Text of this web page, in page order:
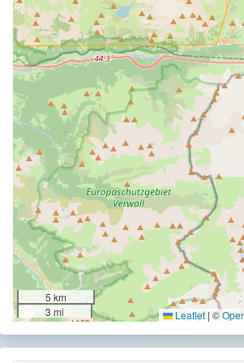
5 km
3 mi
Leaflet | ©